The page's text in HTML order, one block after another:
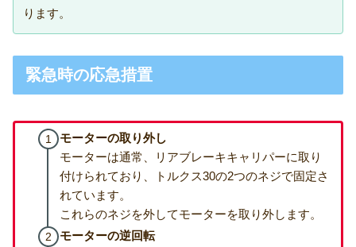
ります。
緊急時の応急措置
モーターの取り外し
モーターは通常、リアブレーキキャリパーに取り
付けられており、トルクス30の2つのネジで固定さ
れています。
これらのネジを外してモーターを取り外します​。
モーターの逆回転